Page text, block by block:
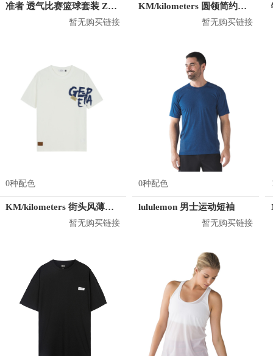
准者 透气比赛篮球套装 Z118210177
暂无购买链接
KM/kilometers 圆领简约短袖T恤 M2X2108073
暂无购买链接
0种配色
KM/kilometers 街头风薄款印花短袖T恤 男女同款 M2X2108248
暂无购买链接
0种配色
lululemon 男士运动短袖
暂无购买链接